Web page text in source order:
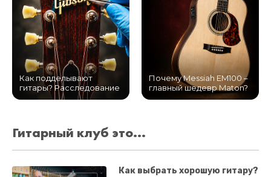
Как подделывают
гитары? Расследование
Почему Messiah EM100 –
главный шедевр Maton?
Гитарный клуб это...
Как выбрать хорошую гитару?